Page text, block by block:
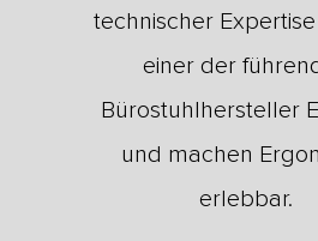
technischer
einer der
Bürostuhlhersteller
und machen
erlebbar.